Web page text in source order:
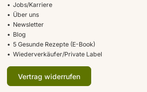
Jobs/Karriere
Über uns
Newsletter
Blog
5 Gesunde Rezepte (E-Book)
Wiederverkäufer/Private Label
Vertrag widerrufen